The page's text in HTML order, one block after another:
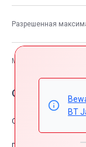
BT
Разрешенная
Максимальная
Опции автомобия
Comfort & Convenience